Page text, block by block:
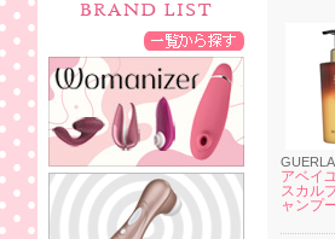
アベイ
スカル
ャンプ